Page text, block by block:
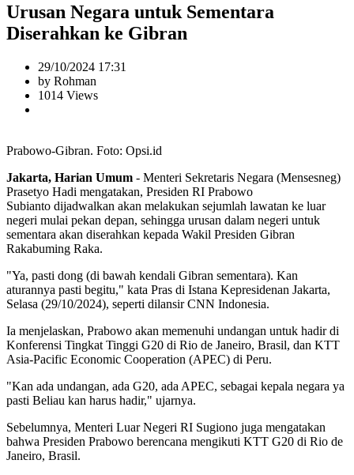
Urusan Negara untuk Sementara
Diserahkan ke Gibran
29/10/2024 17:31
by Rohman
1014 Views
Prabowo-Gibran. Foto: Opsi.id
Jakarta, Harian Umum - Menteri Sekretaris Negara (Mensesneg)
Prasetyo Hadi mengatakan, Presiden RI Prabowo
Subianto dijadwalkan akan melakukan sejumlah lawatan ke luar
negeri mulai pekan depan, sehingga urusan dalam negeri untuk
sementara akan diserahkan kepada Wakil Presiden Gibran
Rakabuming Raka.
"Ya, pasti dong (di bawah kendali Gibran sementara). Kan
aturannya pasti begitu," kata Pras di Istana Kepresidenan Jakarta,
Selasa (29/10/2024), seperti dilansir CNN Indonesia.
Ia menjelaskan, Prabowo akan memenuhi undangan untuk hadir di
Konferensi Tingkat Tinggi G20 di Rio de Janeiro, Brasil, dan KTT
Asia-Pacific Economic Cooperation (APEC) di Peru.
"Kan ada undangan, ada G20, ada APEC, sebagai kepala negara ya
pasti Beliau kan harus hadir," ujarnya.
Sebelumnya, Menteri Luar Negeri RI Sugiono juga mengatakan
bahwa Presiden Prabowo berencana mengikuti KTT G20 di Rio de
Janeiro, Brasil.